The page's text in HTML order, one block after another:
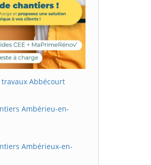
Abbécourt
Ambérieu-en-
Ambérieux-en-